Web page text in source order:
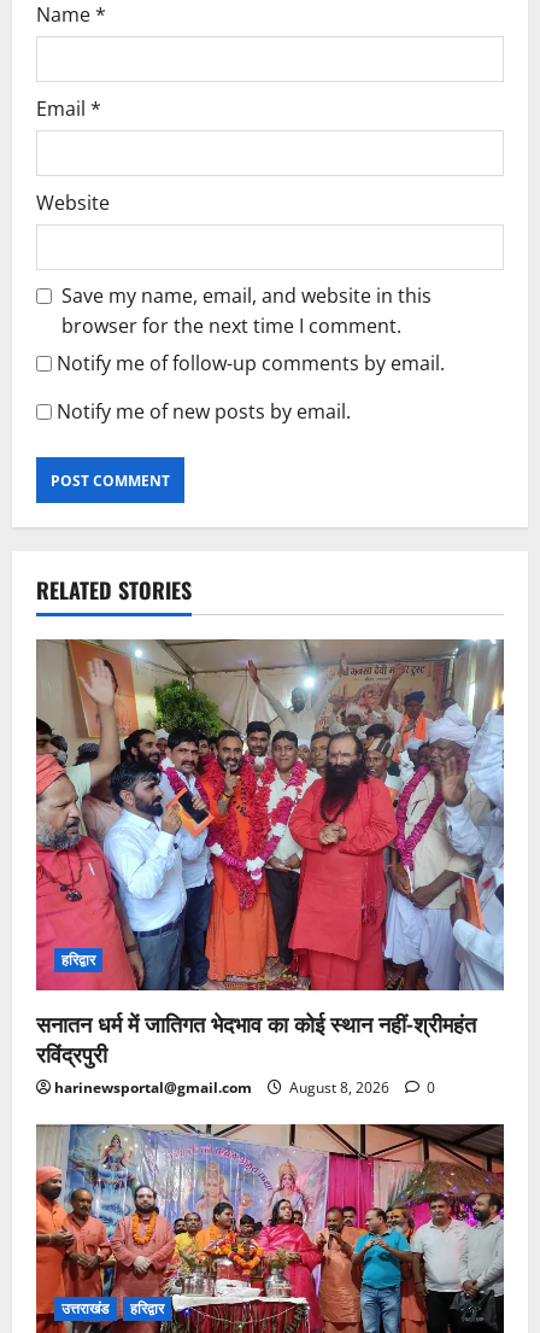
Name*
Email *
Website
Save my name, email, and website in this
browser for the next time I comment.
Notify me of follow-up comments by email.
Notify me of new posts by email.
RELATED STORIES
हरिद्वार
सनातन धर्म में जातिगत भेदभाव का कोई स्थान नहीं-श्रीमहंत
रविंद्रपुरी
harinewsportal@gmail.com August 8, 2026 0
उत्तराखंड हरिद्वार